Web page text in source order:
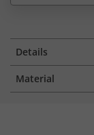
Details
Material